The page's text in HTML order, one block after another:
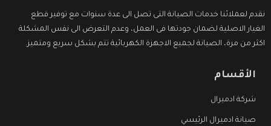
نقدم لعملائنا خدمات الصيانة التى تصل الى عدة سنوات مع توفير قطع
الغيار الاصلية لضمان جودتها فى العمل، وعدم التعرض الى نفس المشكلة
اكثر من مرة، الصيانة لجميع الاجهزة الكهربائية تتم بشكل سريع ومتميز.
الأقسام
شركة ادميرال
صيانة ادميرال الرئيسي